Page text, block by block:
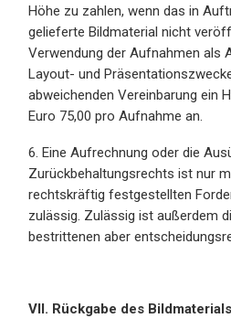
Höhe zu zahlen, wenn das in
gelieferte Bildmaterial nicht
Verwendung der Aufnahmen als
Layout- und
abweichenden Vereinbarung ein
Euro 75,00 pro Aufnahme an.
6. Eine Aufrechnung oder die
Zurückbehaltungsrechts ist nur
rechtskräftig festgestellten
zulässig. Zulässig ist außerdem
bestrittenen aber
VII. Rückgabe des Bildmaterials